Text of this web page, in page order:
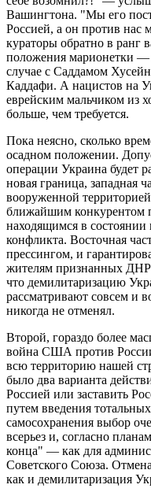
Вашингтона. "Мы его
Россией, а он против
кураторы обратно в ранг
положения марионетки —
случае с Саддамом
Каддафи. А нацистов на
еврейским мальчиком из
больше, чем требуется.
Пока неясно, сколько
осадном положении.
операции Украина будет
новая граница, западная
вооруженной
ближайшим конкурентом
находящимся в
конфликта. Восточная
прессингом, и
жителям признанных
что демилитаризацию
рассматривают совсем и
никогда не отменял.
Второй, гораздо более
война США против
всю территорию нашей
было два варианта
Россией или заставить
путем введения
самосохранения выбор
всерьез и, согласно
конца" — как для
Советского Союза.
как и демилитаризация